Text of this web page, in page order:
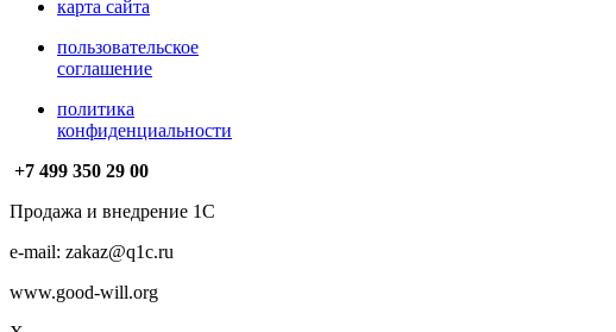
карта сайта
пользовательское
соглашение
политика
конфиденциальности
+7 499 350 29 00
Продажа и внедрение 1С
e-mail: zakaz@q1c.ru
www.good-will.org